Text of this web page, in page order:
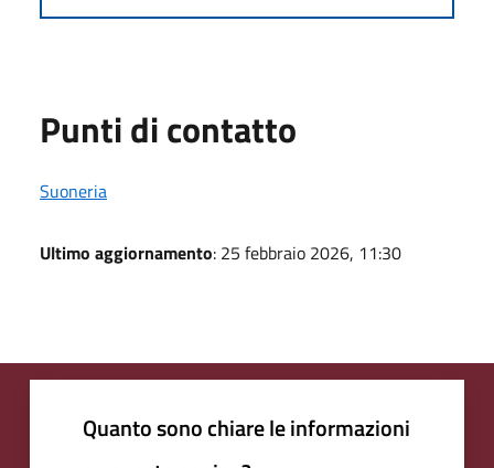
Punti di contatto
Suoneria
Ultimo aggiornamento: 25 febbraio 2026, 11:30
Quanto sono chiare le informazioni